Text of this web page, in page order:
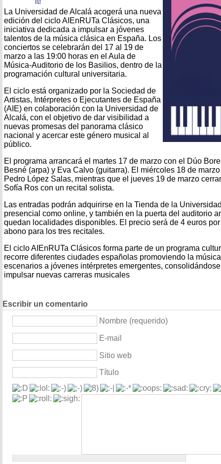
La Universidad de Alcalá acogerá una nueva
edición del ciclo AIEnRUTa Clásicos, una
iniciativa dedicada a impulsar a jóvenes
talentos de la música clásica en España. Los
conciertos se celebrarán del 17 al 19 de
marzo a las 19:00 horas en el Aula de
Música-Auditorio de los Basilios, dentro de la
programación cultural universitaria.
El ciclo está organizado por la Sociedad de
Artistas, Intérpretes o Ejecutantes de España
(AIE) en colaboración con la Universidad de
Alcalá, con el objetivo de dar visibilidad a
nuevas promesas del panorama clásico
nacional y acercar este género musical al
público.
El programa arrancará el martes 17 de marzo con el Dúo
Besné (arpa) y Eva Calvo (guitarra). El miércoles 18 de
Pedro López Salas, mientras que el jueves 19 de marzo
Sofía Ros con un recital solista.
Las entradas podrán adquirirse en la Tienda de la
presencial como online, y también en la puerta del auditorio
quedan localidades disponibles. El precio será de 4 euros
abono para los tres recitales.
El ciclo AIEnRUTa Clásicos forma parte de un programa
recorre diferentes ciudades españolas promoviendo la
escenarios a jóvenes intérpretes emergentes,
impulsar nuevas carreras musicales
Escribir un comentario
Nombre (requerido)
E-mail
Sitio web
Título